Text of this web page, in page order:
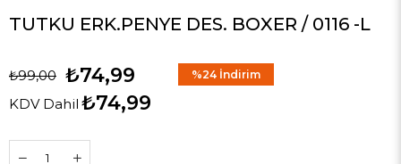
TUTKU ERK.PENYE DES. BOXER / 0116 -L
₺99,00 ₺74,99
KDV Dahil ₺74,99
%24 İndirim